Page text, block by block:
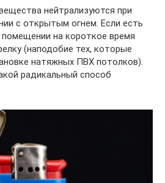
нейтрализуются при
с открытым огнем. Если есть
на короткое время
(наподобие тех, которые
натяжных ПВХ потолков).
радикальный способ